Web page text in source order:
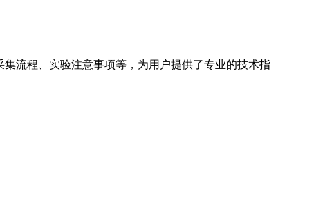
流程、实验注意事项等，为用户提供了专业的技术指